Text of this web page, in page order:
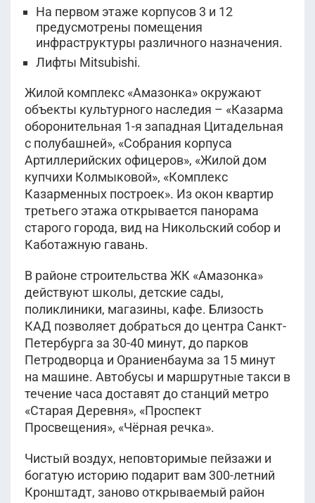
На первом этаже корпусов 3 и 12
предусмотрены помещения
инфраструктуры различного назначения.
Лифты Mitsubishi.
Жилой комплекс «Амазонка» окружают
объекты культурного наследия – «Казарма
оборонительная 1-я западная Цитадельная
с полубашней», «Собрания корпуса
Артиллерийских офицеров», «Жилой дом
купчихи Колмыковой», «Комплекс
Казарменных построек». Из окон квартир
третьего этажа открывается панорама
старого города, вид на Никольский собор и
Каботажную гавань.
В районе строительства ЖК «Амазонка»
действуют школы, детские сады,
поликлиники, магазины, кафе. Близость
КАД позволяет добраться до центра Санкт-
Петербурга за 30-40 минут, до парков
Петродворца и Ораниенбаума за 15 минут
на машине. Автобусы и маршрутные такси в
течение часа доставят до станций метро
«Старая Деревня», «Проспект
Просвещения», «Чёрная речка».
Чистый воздух, неповторимые пейзажи и
богатую историю подарит вам 300-летний
Кронштадт, заново открываемый район